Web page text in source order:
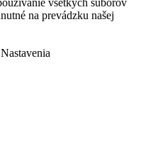
na prevádzku našej
Nastavenia